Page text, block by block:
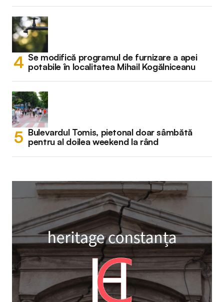
Se modifică programul de furnizare a apei
potabile în localitatea Mihail Kogălniceanu
Bulevardul Tomis, pietonal doar sâmbătă
pentru al doilea weekend la rând